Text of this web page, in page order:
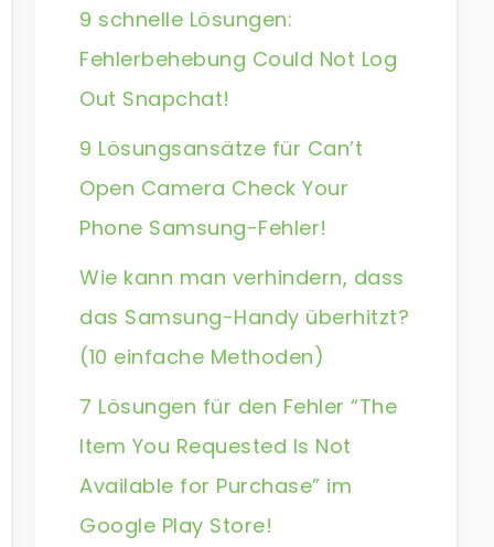
9 schnelle Lösungen:
Fehlerbehebung Could Not Log
Out Snapchat!
9 Lösungsansätze für Can’t
Open Camera Check Your
Phone Samsung-Fehler!
Wie kann man verhindern, dass
das Samsung-Handy überhitzt?
(10 einfache Methoden)
7 Lösungen für den Fehler “The
Item You Requested Is Not
Available for Purchase” im
Google Play Store!